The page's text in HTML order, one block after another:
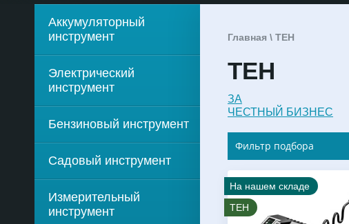
Аккумуляторный
инструмент
Электрический
инструмент
Бензиновый инструмент
Садовый инструмент
Измерительный
инструмент
Главная \ TEH
TEH
ЗА
ЧЕСТНЫЙ БИЗНЕС
Фильтр подбора
На нашем складе
TEH